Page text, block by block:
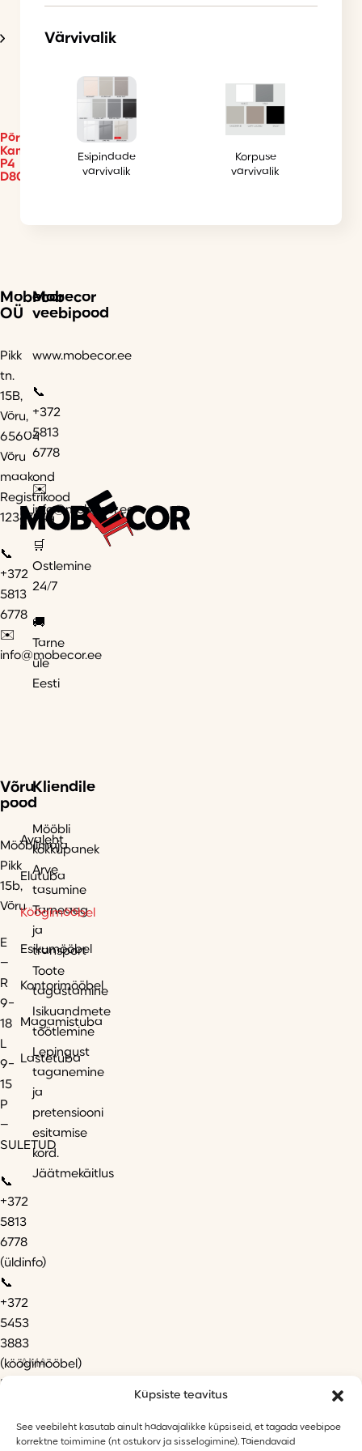
Küpsiste teavitus
See veebileht kasutab ainult hädavajalikke küpsiseid, et tagada veebipoe
korrektne toimimine (nt ostukorv ja sisselogimine). Täiendavaid
Põrandakapp
Kammono-
P4
D80
Värvivalik
Esipindade
värvivalik
Korpuse
värvivalik
Mobecor
OÜ
Pikk
tn.
15B,
Võru,
65604
Võru
maakond
Registrikood
12347944
📞
+372
5813
6778
✉️
info@mobecor.ee
Mobecor
veebipood
www.mobecor.ee
📞
+372
5813
6778
✉️
info@mobecor.ee
🛒
Ostlemine
24/7
🚚
Tarne
üle
Eesti
Võru
pood
Mööblimaja
Pikk
15b,
Võru
E
–
R
9-
18
L
9-
15
P
–
SULETUD
📞
+372
5813
6778
(üldinfo)
📞
+372
5453
3883
(köögimööbel)
✉️
Kliendile
Mööbli
kokkupanek
Arve
tasumine
Tarneaeg
ja
transport
Toote
tagastamine
Isikuandmete
töötlemine
Lepingust
taganemine
ja
pretensiooni
esitamise
kord.
Jäätmekäitlus
Avaleht
Elutuba
Köögimööbel
Esikumööbel
Kontorimööbel
Magamistuba
Lastetuba
AMA